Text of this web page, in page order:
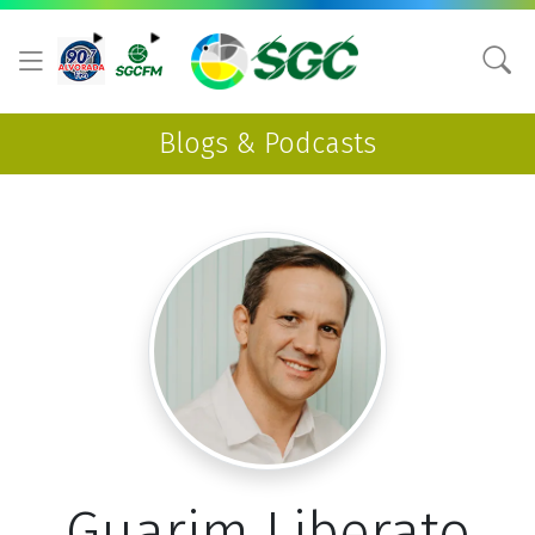
Blogs & Podcasts